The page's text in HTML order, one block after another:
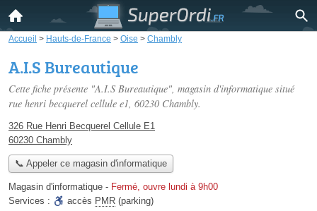
Accueil > Hauts-de-France > Oise > Chambly
A.I.S Bureautique
Cette fiche présente "A.I.S Bureautique", magasin d'informatique situé
rue henri becquerel cellule e1, 60230 Chambly.
326 Rue Henri Becquerel Cellule E1
60230 Chambly
📞 Appeler ce magasin d'informatique
Magasin d'informatique - Fermé, ouvre lundi à 9h00
Services :
accès PMR (parking)